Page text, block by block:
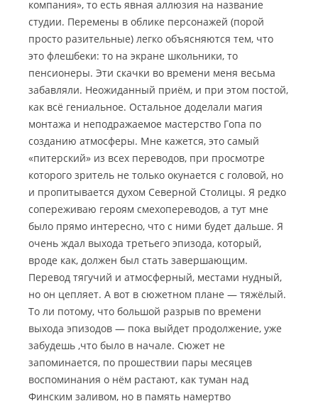
компания», то есть явная аллюзия на название
студии. Перемены в облике персонажей (порой
просто разительные) легко объясняются тем, что
это флешбеки: то на экране школьники, то
пенсионеры. Эти скачки во времени меня весьма
забавляли. Неожиданный приём, и при этом постой,
как всё гениальное. Остальное доделали магия
монтажа и неподражаемое мастерство Гопа по
созданию атмосферы. Мне кажется, это самый
«питерский» из всех переводов, при просмотре
которого зритель не только окунается с головой, но
и пропитывается духом Северной Столицы. Я редко
сопереживаю героям смехопереводов, а тут мне
было прямо интересно, что с ними будет дальше. Я
очень ждал выхода третьего эпизода, который,
вроде как, должен был стать завершающим.
Перевод тягучий и атмосферный, местами нудный,
но он цепляет. А вот в сюжетном плане — тяжёлый.
То ли потому, что большой разрыв по времени
выхода эпизодов — пока выйдет продолжение, уже
забудешь ,что было в начале. Сюжет не
запоминается, по прошествии пары месяцев
воспоминания о нём растают, как туман над
Финским заливом, но в память намертво